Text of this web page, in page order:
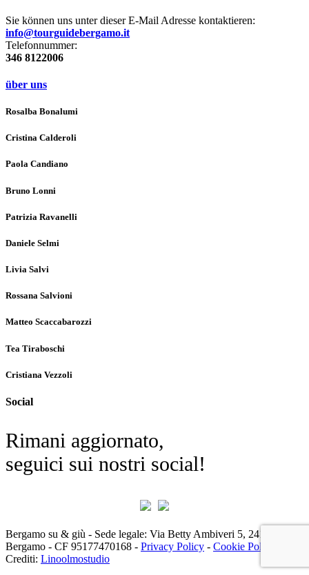
Sie können uns unter dieser E-Mail Adresse kontaktieren:
info@tourguidebergamo.it
Telefonnummer:
346 8122006
über uns
Rosalba Bonalumi
Cristina Calderoli
Paola Candiano
Bruno Lonni
Patrizia Ravanelli
Daniele Selmi
Livia Salvi
Rossana Salvioni
Matteo Scaccabarozzi
Tea Tiraboschi
Cristiana Vezzoli
Social
Rimani aggiornato,
seguici sui nostri social!
Bergamo su & giù - Sede legale: Via Betty Ambiveri 5, 24126 -
Bergamo - CF 95177470168 - Privacy Policy - Cookie Policy
Crediti: Linoolmostudio